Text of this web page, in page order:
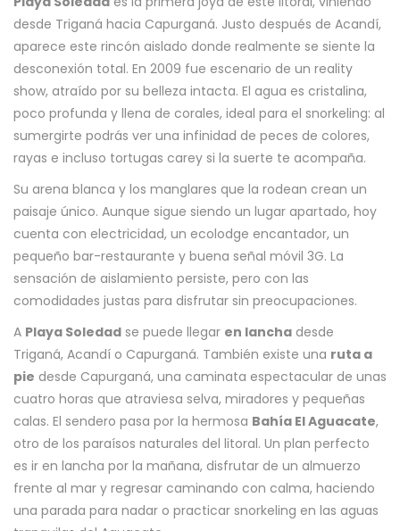
desde Triganá hacia Capurganá. Justo después de Acandí,
aparece este rincón aislado donde realmente se siente la
desconexión total. En 2009 fue escenario de un reality
show, atraído por su belleza intacta. El agua es cristalina,
poco profunda y llena de corales, ideal para el snorkeling: al
sumergirte podrás ver una infinidad de peces de colores,
rayas e incluso tortugas carey si la suerte te acompaña.
Su arena blanca y los manglares que la rodean crean un
paisaje único. Aunque sigue siendo un lugar apartado, hoy
cuenta con electricidad, un ecolodge encantador, un
pequeño bar-restaurante y buena señal móvil 3G. La
sensación de aislamiento persiste, pero con las
comodidades justas para disfrutar sin preocupaciones.
A Playa Soledad se puede llegar en lancha desde
Triganá, Acandí o Capurganá. También existe una ruta a
pie desde Capurganá, una caminata espectacular de unas
cuatro horas que atraviesa selva, miradores y pequeñas
calas. El sendero pasa por la hermosa Bahía El Aguacate,
otro de los paraísos naturales del litoral. Un plan perfecto
es ir en lancha por la mañana, disfrutar de un almuerzo
frente al mar y regresar caminando con calma, haciendo
una parada para nadar o practicar snorkeling en las aguas